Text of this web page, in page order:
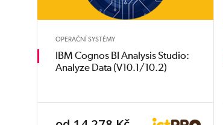
OPERAČNÍ SYSTÉMY
IBM Cognos BI Analysis Studio:
Analyze Data (V10.1/10.2)